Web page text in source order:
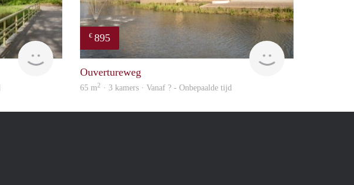
finder
€ 895
finder
Ouvertureweg
65 m2 · 3 kamers · Vanaf ? - Onbepaalde tijd